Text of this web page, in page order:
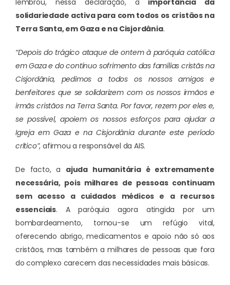
lembrou, nessa declaração, a importância da
solidariedade activa para com todos os cristãos na
Terra Santa, em Gaza e na Cisjordânia.
“Depois do trágico ataque de ontem à paróquia católica
em Gaza e do contínuo sofrimento das famílias cristãs na
Cisjordânia, pedimos a todos os nossos amigos e
benfeitores que se solidarizem com os nossos irmãos e
irmãs cristãos na Terra Santa. Por favor, rezem por eles e,
se possível, apoiem os nossos esforços para ajudar a
Igreja em Gaza e na Cisjordânia durante este período
crítico”, afirmou a responsável da AIS.
De facto, a ajuda humanitária é extremamente
necessária, pois milhares de pessoas continuam
sem acesso a cuidados médicos e a recursos
essenciais. A paróquia agora atingida por um
bombardeamento, tornou-se um refúgio vital,
oferecendo abrigo, medicamentos e apoio não só aos
cristãos, mas também a milhares de pessoas que fora
do complexo carecem das necessidades mais básicas.